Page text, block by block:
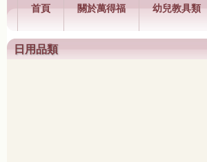
首頁 關於萬得福 幼兒教具類
日用品類